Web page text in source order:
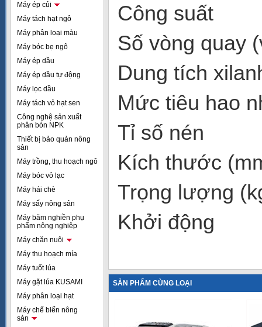
Máy ép củi
Máy tách hạt ngô
Máy phân loại màu
Máy bóc bẹ ngô
Máy ép dầu
Máy ép dầu tự động
Máy lọc dầu
Máy tách vỏ hạt sen
Công nghệ sản xuất
phân bón NPK
Thiết bị bảo quản nông
sản
Máy trồng, thu hoạch ngô
Máy bóc vỏ lạc
Máy hái chè
Máy sấy nông sản
Máy băm nghiền phụ
phẩm nông nghiệp
Máy chăn nuôi
Máy thu hoạch mía
Máy tuốt lúa
Máy gặt lúa KUSAMI
Máy phân loại hạt
Máy chế biến nông
sản
Công
Số vòng
Dung tích
Mức tiêu hao
Tỉ số
Kích
Trọng
Khởi
SẢN PHẨM CÙNG LOẠI